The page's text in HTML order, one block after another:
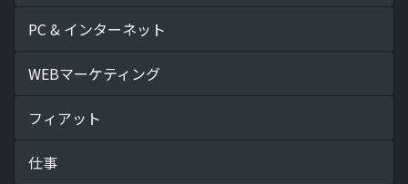
PC & インターネット
WEBマーケティング
フィアット
仕事